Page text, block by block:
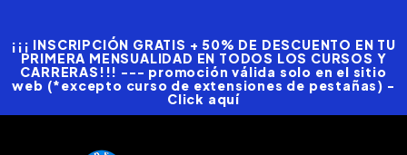
¡¡¡ INSCRIPCIÓN GRATIS + 50% DE DESCUENTO EN TU
PRIMERA MENSUALIDAD EN TODOS LOS CURSOS Y
CARRERAS!!! --- promoción válida solo en el sitio
web (*excepto curso de extensiones de pestañas) -
Click aquí